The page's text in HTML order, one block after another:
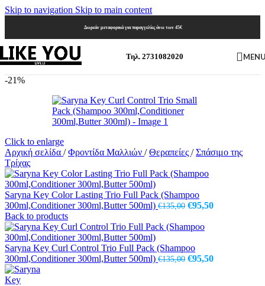
Skip to navigation Skip to main content
Δωρεάν μεταφορικά για παραγγελίες άνω των 45€
Τηλ. 2731082020
-21%
Click to enlarge
Αρχική σελίδα / Φροντίδα Μαλλιών / Θεραπείες / Σπάσιμο της
Τρίχας
Saryna Key Color Lasting Trio Full Pack (Shampoo
300ml,Conditioner 300ml,Butter 500ml) €135,00 Original
was:
€95,50Η
Back to products
Saryna Key Curl Control Trio Full Pack (Shampoo
300ml,Conditioner 300ml,Butter 500ml) €135,00 Original
€95,50Η